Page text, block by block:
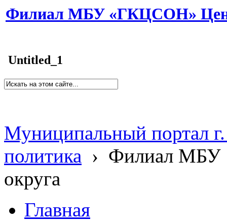
Филиал МБУ «ГКЦСОН»
Untitled_1
Муниципальный портал
политика › Филиал МБУ
округа
Главная